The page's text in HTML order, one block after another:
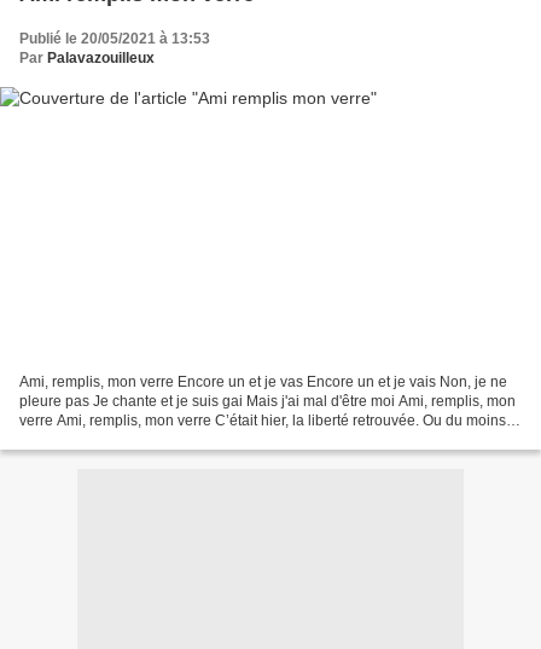
Publié le 20/05/2021 à 13:53
Par Palavazouilleux
Ami, remplis, mon verre Encore un et je vas Encore un et je vais Non, je ne
pleure pas Je chante et je suis gai Mais j'ai mal d'être moi Ami, remplis, mon
verre Ami, remplis, mon verre C’était hier, la liberté retrouvée. Ou du moins